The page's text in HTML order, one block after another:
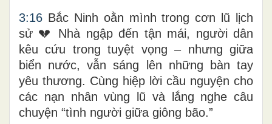
3:16 Bắc Ninh oằn mình trong cơn lũ lịch
sử 💔 Nhà ngập đến tận mái, người dân
kêu cứu trong tuyệt vọng – nhưng giữa
biển nước, vẫn sáng lên những bàn tay
yêu thương. Cùng hiệp lời cầu nguyện cho
các nạn nhân vùng lũ và lắng nghe câu
chuyện “tình người giữa giông bão.”